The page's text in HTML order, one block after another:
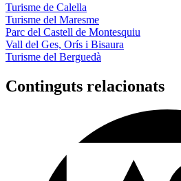
Turisme de Calella
Turisme del Maresme
Parc del Castell de Montesquiu
Vall del Ges, Orís i Bisaura
Turisme del Berguedà
Continguts relacionats